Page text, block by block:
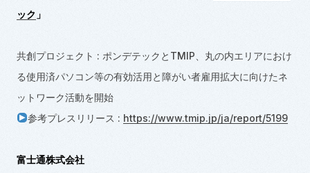
ック 」
共創プロジェクト : ポンデテックとTMIP、丸の内エリアにおけ
る使用済パソコン等の有効活用と障がい者雇用拡大に向けたネ
ットワーク活動を開始
参考プレスリリース : https://www.tmip.jp/ja/report/5199
富士通株式会社